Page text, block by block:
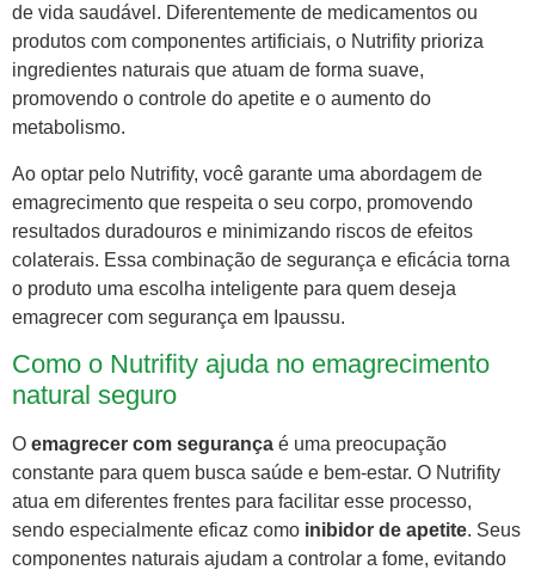
de vida saudável. Diferentemente de medicamentos ou
produtos com componentes artificiais, o Nutrifity prioriza
ingredientes naturais que atuam de forma suave,
promovendo o controle do apetite e o aumento do
metabolismo.
Ao optar pelo Nutrifity, você garante uma abordagem de
emagrecimento que respeita o seu corpo, promovendo
resultados duradouros e minimizando riscos de efeitos
colaterais. Essa combinação de segurança e eficácia torna
o produto uma escolha inteligente para quem deseja
emagrecer com segurança em Ipaussu.
Como o Nutrifity ajuda no emagrecimento
natural seguro
O emagrecer com segurança é uma preocupação
constante para quem busca saúde e bem-estar. O Nutrifity
atua em diferentes frentes para facilitar esse processo,
sendo especialmente eficaz como inibidor de apetite. Seus
componentes naturais ajudam a controlar a fome, evitando